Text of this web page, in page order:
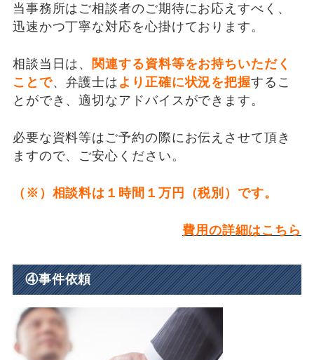
当事務所はご相談者のご期待にお応えすべく、
迅速かつ丁寧な対応を心掛けております。
相談当日は、 関連する資料等をお持ちいただく
ことで、弁護士は より正確に状況を把握するこ
とができ、適切なアドバイスができます。
必要な資料等はご予約の際にお伝えさせて頂き
ますので、ご安心ください。
（※）相談料は１時間１万円（税別）です。
費用の詳細はこちら
④事件依頼